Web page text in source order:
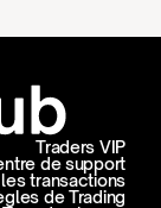
de support
transactions
Traders VIP
de Trading